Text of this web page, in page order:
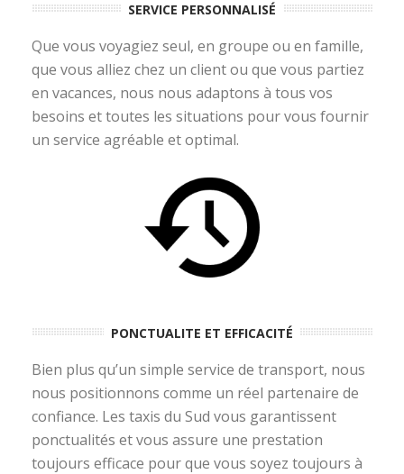
SERVICE PERSONNALISÉ
Que vous voyagiez seul, en groupe ou en famille,
que vous alliez chez un client ou que vous partiez
en vacances, nous nous adaptons à tous vos
besoins et toutes les situations pour vous fournir
un service agréable et optimal.
PONCTUALITE ET EFFICACITÉ
Bien plus qu’un simple service de transport, nous
nous positionnons comme un réel partenaire de
confiance. Les taxis du Sud vous garantissent
ponctualités et vous assure une prestation
toujours efficace pour que vous soyez toujours à